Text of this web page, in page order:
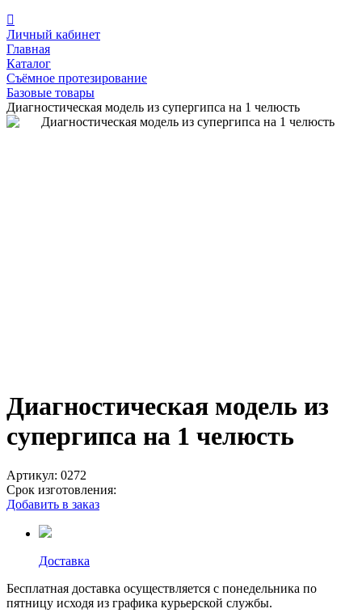
Личный кабинет
Главная
Каталог
Съёмное протезирование
Базовые товары
Диагностическая модель из супергипса на 1 челюсть
Диагностическая модель из
супергипса на 1 челюсть
Артикул: 0272
Срок изготовления:
Добавить в заказ
Доставка
Бесплатная доставка осуществляется с понедельника по
пятницу исходя из графика курьерской службы.